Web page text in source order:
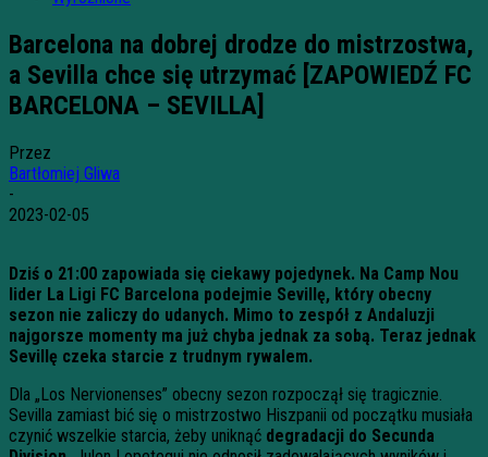
Barcelona na dobrej drodze do mistrzostwa,
a Sevilla chce się utrzymać [ZAPOWIEDŹ FC
BARCELONA – SEVILLA]
Przez
Bartłomiej Gliwa
-
2023-02-05
Dziś o 21:00 zapowiada się ciekawy pojedynek. Na Camp Nou
lider La Ligi FC Barcelona podejmie Sevillę, który obecny
sezon nie zaliczy do udanych. Mimo to zespół z Andaluzji
najgorsze momenty ma już chyba jednak za sobą. Teraz jednak
Sevillę czeka starcie z trudnym rywalem.
Dla „Los Nervionenses” obecny sezon rozpoczął się tragicznie.
Sevilla zamiast bić się o mistrzostwo Hiszpanii od początku musiała
czynić wszelkie starcia, żeby uniknąć degradacji do Secunda